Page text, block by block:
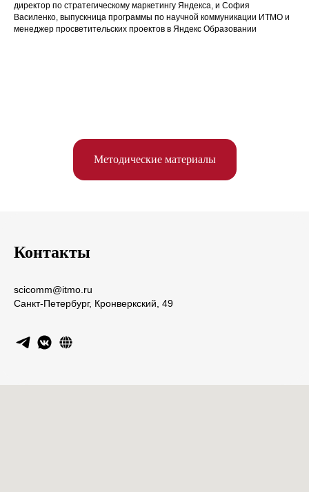
директор по стратегическому маркетингу Яндекса, и София
Василенко, выпускница программы по научной коммуникации ИТМО и
менеджер просветительских проектов в Яндекс Образовании
Методические материалы
Контакты
scicomm@itmo.ru
Санкт-Петербург, Кронверкский, 49